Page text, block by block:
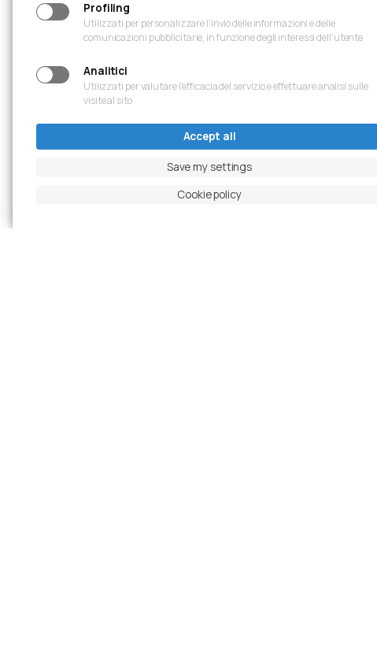
Profiling
Utilizzati per personalizzare l’invio delle informazioni e delle
comunicazioni pubblicitarie, in funzione degli interessi dell’utente
Analitici
Utilizzati per valutare l’efficacia del servizio e effettuare analisi sulle
visite al sito
Accept all
Save my settings
Cookie policy